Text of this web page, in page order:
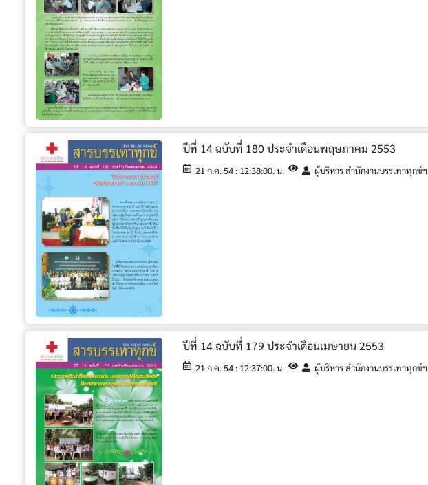
ปีที่ 14 ฉบับที่ 180 ประจำเดือนพฤษภาคม 2553
21 ก.ค. 54 : 12:38:00. น. ผู้บริหาร สำนักงานบรรเทาทุกข์ฯ
ปีที่ 14 ฉบับที่ 179 ประจำเดือนเมษายน 2553
21 ก.ค. 54 : 12:37:00. น. ผู้บริหาร สำนักงานบรรเทาทุกข์ฯ